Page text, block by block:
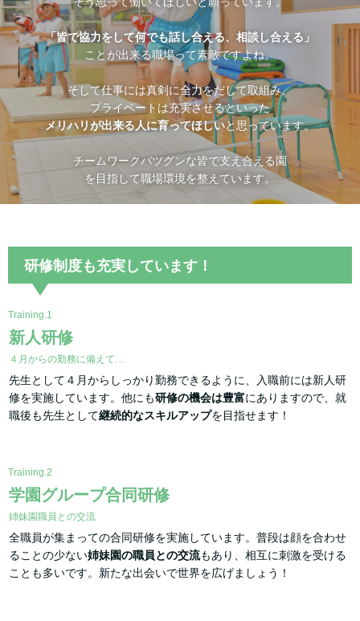
「皆で協力をして何でも話し合える、相談し合える」
ことが出来る職場って素敵ですよね。
そして仕事には真剣に全力をだして取組み、
プライベートは充実させるといった
メリハリが出来る人に育ってほしいと思っています。
チームワークバツグンな皆で支え合える園
を目指して職場環境を整えています。
研修制度も充実しています！
Training.1
新人研修
４月からの勤務に備えて…
先生として４月からしっかり勤務できるように、入職前には新人研
修を実施しています。他にも研修の機会は豊富にありますので、就
職後も先生として継続的なスキルアップを目指せます！
Training.2
学園グループ合同研修
姉妹園職員との交流
全職員が集まっての合同研修を実施しています。普段は顔を合わせ
ることの少ない姉妹園の職員との交流もあり、相互に刺激を受ける
ことも多いです。新たな出会いで世界を広げましょう！